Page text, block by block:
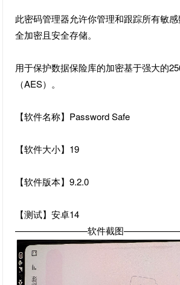
此密码管理器允许你管理和跟踪所有敏
全加密且安全存储。
用于保护数据保险库的加密基于强大的
（AES）。
【软件名称】Password Safe
【软件大小】19
【软件版本】9.2.0
【测试】安卓14
————————软件截图